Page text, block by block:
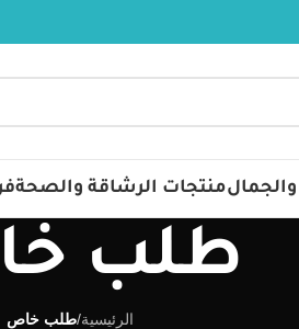
والجمالمنتجات الرشاقة والصحة
طلب
الرئيسية/طلب خاص